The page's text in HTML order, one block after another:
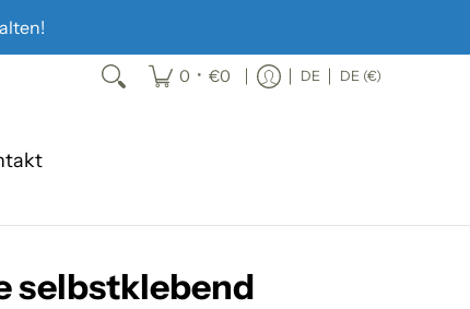
0 • €0 DE DE (€)
selbstklebend